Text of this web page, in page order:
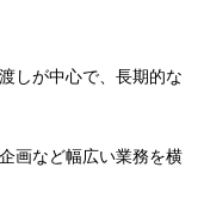
しが中心で、長期的な
画など幅広い業務を横